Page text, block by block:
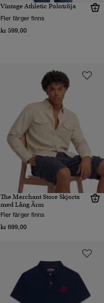
Vintage Athletic Polotröja
Fler färger finns
kr 599,00
The Merchant Store Skjorta
med Lång Ärm
Fler färger finns
kr 699,00